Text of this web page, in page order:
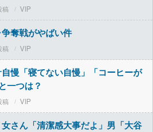
VIP
奪戦がやばい件
VIP
慢「寝てない自慢」「コーヒーが
一つは？
VIP
女さん「清潔感大事だよ」男「大谷